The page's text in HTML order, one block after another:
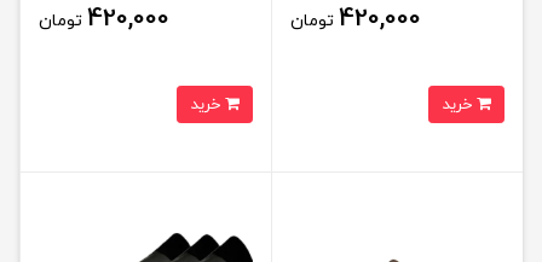
420,000 تومان 420,000 تومان